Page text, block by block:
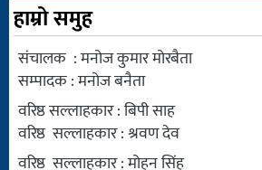
हाम्रो समुह
संचालक : मनोज कुमार मोरबैता
सम्पादक : मनोज बनैता
वरिष्ठ सल्लाहकार : बिपी साह
वरिष्ठ सल्लाहकार : श्रवण देव
वरिष्ठ सल्लाहकार : मोहन सिंह